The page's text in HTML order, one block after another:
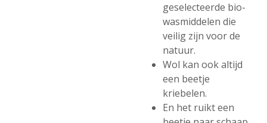
geselecteerde bio-
wasmiddelen die
veilig zijn voor de
natuur.
Wol kan ook altijd
een beetje
kriebelen.
En het ruikt een